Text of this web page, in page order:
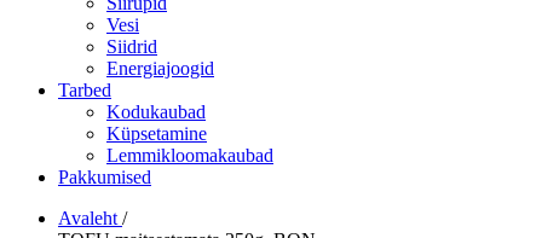
Vesi
Siidrid
Energiajoogid
Tarbed
Kodukaubad
Küpsetamine
Lemmikloomakaubad
Pakkumised
Avaleht /